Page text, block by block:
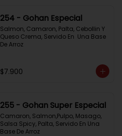
254 - Gohan Especial
Salmon, Camaron, Palta, Cebollin Y
Queso Crema, Servido En  Una Base
De Arroz
$7.900
255 - Gohan Super Especial
Camaron, Salmon,Pulpo, Masago,
Salsa Spicy, Palta, Servido En Una
Base De Arroz